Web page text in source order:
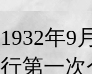
1932年9
行第一